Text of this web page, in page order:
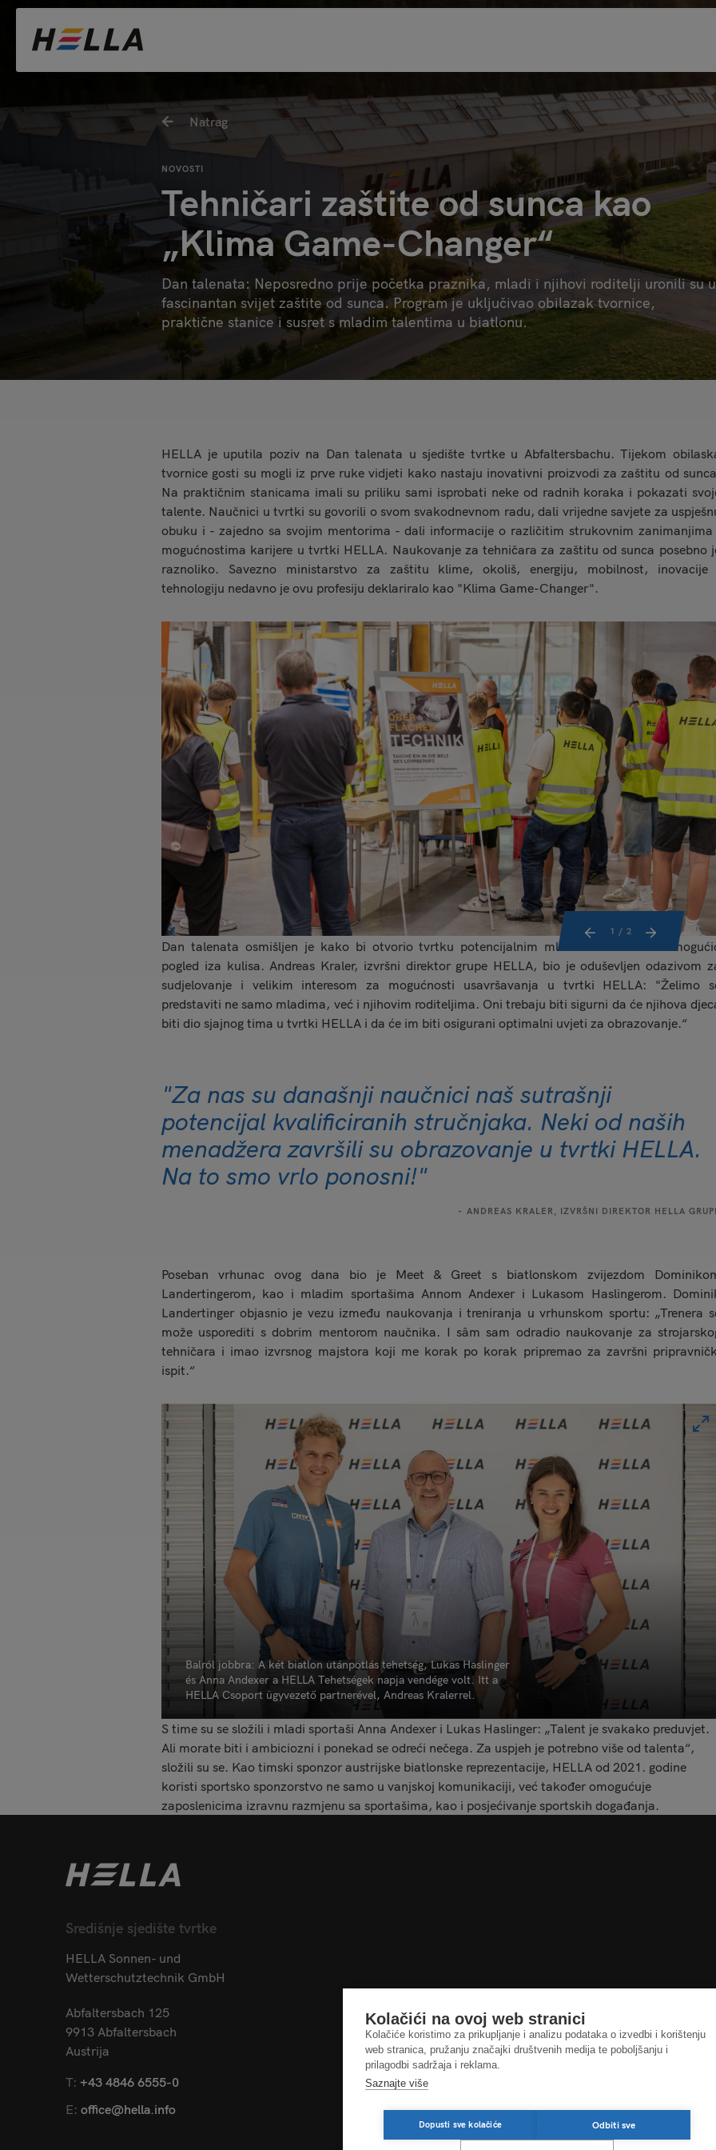
Kolačići na ovoj web stranici
Kolačiće koristimo za prikupljanje i analizu podataka o izvedbi i korištenju
web stranica, pružanju značajki društvenih medija te poboljšanju i
prilagodbi sadržaja i reklama.
Saznajte više
Dopusti sve kolačiće Odbiti sve
Natrag
NOVOSTI
Tehničari zaštite od sunca kao
„Klima Game-Changer“
Dan talenata: Neposredno prije početka praznika, mladi i njihovi roditelji uronili su u
fascinantan svijet zaštite od sunca. Program je uključivao obilazak tvornice,
praktične stanice i susret s mladim talentima u biatlonu.
HELLA je uputila poziv na Dan talenata u sjedište tvrtke u Abfaltersbachu. Tijekom
tvornice gosti su mogli iz prve ruke vidjeti kako nastaju inovativni proizvodi za zaštitu od
Na praktičnim stanicama imali su priliku sami isprobati neke od radnih koraka i pokazati
talente. Naučnici u tvrtki su govorili o svom svakodnevnom radu, dali vrijedne savjete za
obuku i - zajedno sa svojim mentorima - dali informacije o različitim strukovnim zanimanjima
mogućnostima karijere u tvrtki HELLA. Naukovanje za tehničara za zaštitu od sunca posebno
raznoliko. Savezno ministarstvo za zaštitu klime, okoliš, energiju, mobilnost, inovacije
tehnologiju nedavno je ovu profesiju deklariralo kao "Klima Game-Changer".
1 / 2
Dan talenata osmišljen je kako bi otvorio tvrtku potencijalnim mladim talentima i
pogled iza kulisa. Andreas Kraler, izvršni direktor grupe HELLA, bio je oduševljen odazivom
sudjelovanje i velikim interesom za mogućnosti usavršavanja u tvrtki HELLA: "Želimo
predstaviti ne samo mladima, već i njihovim roditeljima. Oni trebaju biti sigurni da će njihova
biti dio sjajnog tima u tvrtki HELLA i da će im biti osigurani optimalni uvjeti za obrazovanje.“
"Za nas su današnji naučnici naš sutrašnji
potencijal kvalificiranih stručnjaka. Neki od naših
menadžera završili su obrazovanje u tvrtki HELLA.
Na to smo vrlo ponosni!"
ANDREAS KRALER, IZVRŠNI DIREKTOR HELLA
Poseban vrhunac ovog dana bio je Meet & Greet s biatlonskom zvijezdom
Landertingerom, kao i mladim sportašima Annom Andexer i Lukasom Haslingerom.
Landertinger objasnio je vezu između naukovanja i treniranja u vrhunskom sportu: „Trenera
može usporediti s dobrim mentorom naučnika. I sâm sam odradio naukovanje za
tehničara i imao izvrsnog majstora koji me korak po korak pripremao za završni
ispit.“
Balról jobbra: A két biatlon utánpótlás tehetség, Lukas Haslinger
és Anna Andexer a HELLA Tehetségek napja vendége volt. Itt a
HELLA Csoport ügyvezető partnerével, Andreas Kralerrel.
S time su se složili i mladi sportaši Anna Andexer i Lukas Haslinger: „Talent je svakako preduvjet.
Ali morate biti i ambiciozni i ponekad se odreći nečega. Za uspjeh je potrebno više od talenta“,
složili su se. Kao timski sponzor austrijske biatlonske reprezentacije, HELLA od 2021. godine
koristi sportsko sponzorstvo ne samo u vanjskoj komunikaciji, već također omogućuje
zaposlenicima izravnu razmjenu sa sportašima, kao i posjećivanje sportskih događanja.
Središnje sjedište tvrtke
HELLA Sonnen- und
Wetterschutztechnik GmbH
Abfaltersbach 125
9913 Abfaltersbach
Austrija
T: +43 4846 6555-0
E: office@hella.info